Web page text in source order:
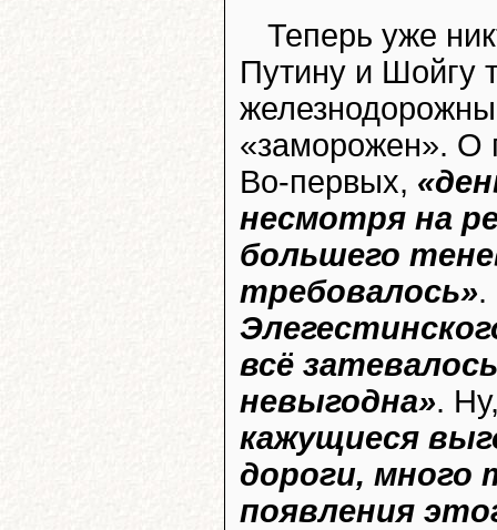
Теперь уже
Путину и Шойгу
«заморожен». О
Во-первых,
несмотря на
большего
требовалось».
всё
невыгодна».
кажущиеся
дороги, много
появления